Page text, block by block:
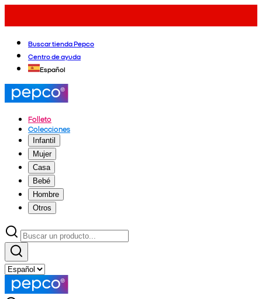
Buscar tienda Pepco
Centro de ayuda
Español
Folleto
Colecciones
Infantil
Mujer
Casa
Bebé
Hombre
Otros